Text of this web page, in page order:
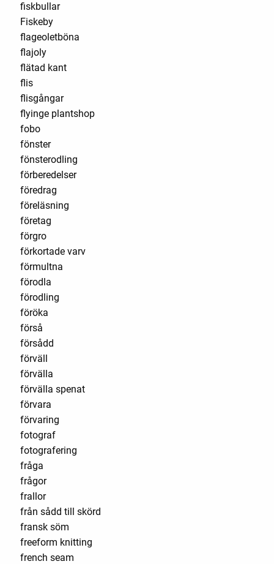
fiskbullar
Fiskeby
flageoletböna
flajoly
flätad kant
flis
flisgångar
flyinge plantshop
fobo
fönster
fönsterodling
förberedelser
föredrag
föreläsning
företag
förgro
förkortade varv
förmultna
förodla
förodling
föröka
förså
försådd
förväll
förvälla
förvälla spenat
förvara
förvaring
fotograf
fotografering
fråga
frågor
frallor
från sådd till skörd
fransk söm
freeform knitting
french seam